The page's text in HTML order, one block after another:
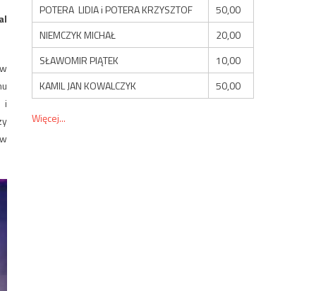
i
POTERA LIDIA i POTERA KRZYSZTOF
50,00
NIEMCZYK MICHAŁ
20,00
SŁAWOMIR PIĄTEK
10,00
KAMIL JAN KOWALCZYK
50,00
Więcej...